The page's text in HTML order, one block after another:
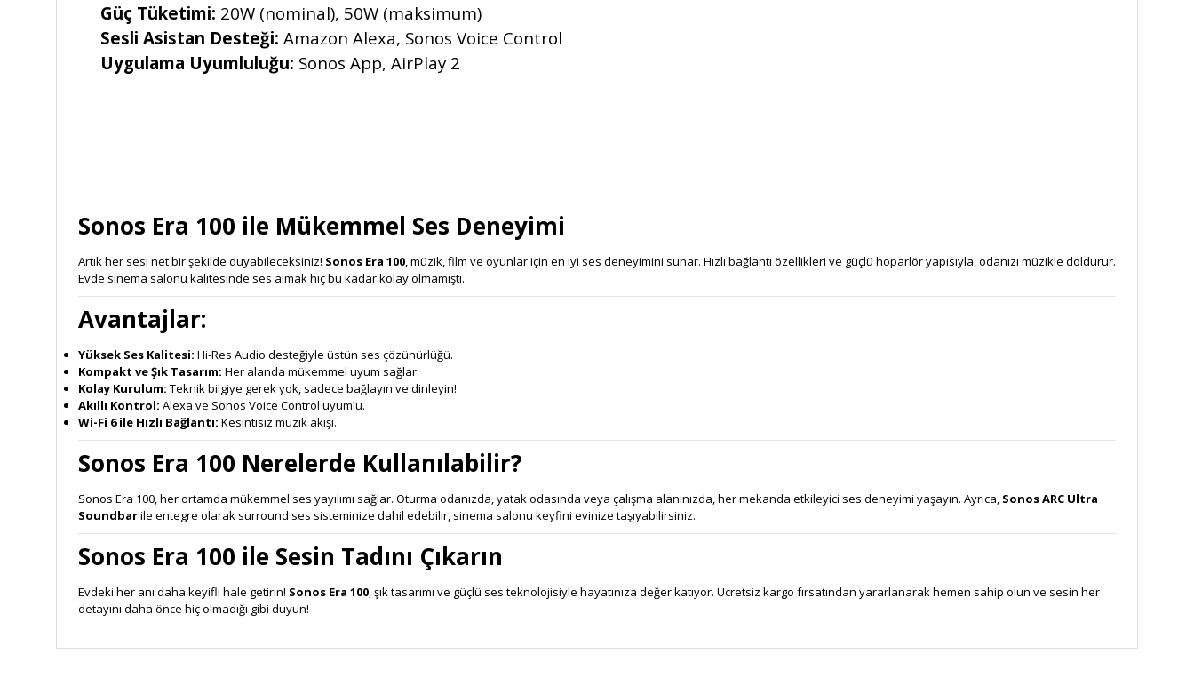
Güç Tüketimi: 20W (nominal), 50W (maksimum)
Sesli Asistan Desteği: Amazon Alexa, Sonos Voice Control
Uygulama Uyumluluğu: Sonos App, AirPlay 2
Sonos Era 100 ile Mükemmel Ses Deneyimi
Artık her sesi net bir şekilde duyabileceksiniz! Sonos Era 100, müzik, film ve oyunlar için en iyi ses deneyimini sunar. Hızlı bağlantı özellikleri ve güçlü hoparlör yapısıyla, odanızı müzikle doldurur.
Evde sinema salonu kalitesinde ses almak hiç bu kadar kolay olmamıştı.
Avantajlar:
Yüksek Ses Kalitesi: Hi-Res Audio desteğiyle üstün ses çözünürlüğü.
Kompakt ve Şık Tasarım: Her alanda mükemmel uyum sağlar.
Kolay Kurulum: Teknik bilgiye gerek yok, sadece bağlayın ve dinleyin!
Akıllı Kontrol: Alexa ve Sonos Voice Control uyumlu.
Wi-Fi 6 ile Hızlı Bağlantı: Kesintisiz müzik akışı.
Sonos Era 100 Nerelerde Kullanılabilir?
Sonos Era 100, her ortamda mükemmel ses yayılımı sağlar. Oturma odanızda, yatak odasında veya çalışma alanınızda, her mekanda etkileyici ses deneyimi yaşayın. Ayrıca, Sonos ARC Ultra
Soundbarile entegre olarak surround ses sisteminize dahil edebilir, sinema salonu keyfini evinize taşıyabilirsiniz.
Sonos Era 100 ile Sesin Tadını Çıkarın
Evdeki her anı daha keyifli hale getirin! Sonos Era 100, şık tasarımı ve güçlü ses teknolojisiyle hayatınıza değer katıyor. Ücretsiz kargo fırsatından yararlanarak hemen sahip olun ve sesin her
detayını daha önce hiç olmadığı gibi duyun!